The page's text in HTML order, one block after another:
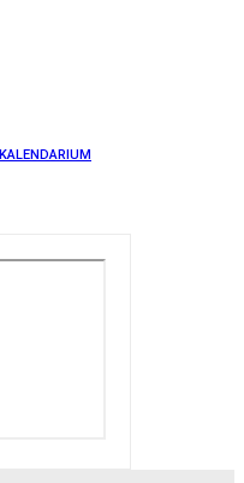
KALENDARIUM